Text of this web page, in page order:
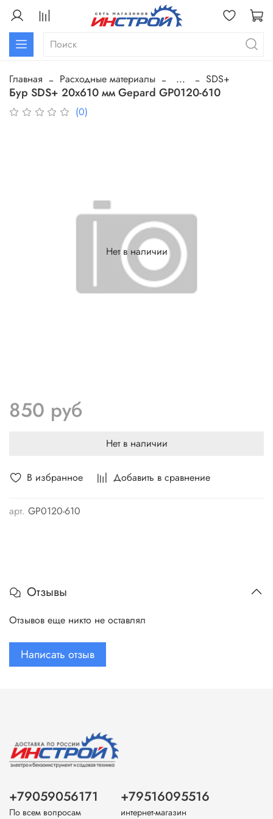
Главная Расходные материалы ... SDS+
Бур SDS+ 20х610 мм Gepard GP0120-610
(0)
В избранное Добавить в сравнение
арт. GP0120-610
Нет в наличии
850 руб
Нет в наличии
Отзывы
Отзывов еще никто не оставлял
Написать отзыв
+79059056171
По всем вопросам
+79516095516
интернет-магазин